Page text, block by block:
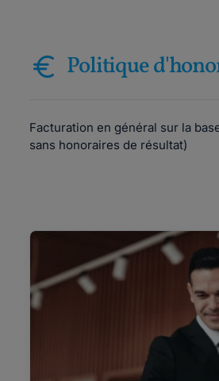
Politique
Facturation en général sur la
sans honoraires de résultat)